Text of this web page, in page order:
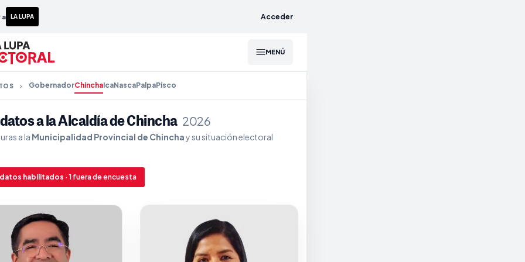
a LA LUPA Acceder
MENÚ
> GobernadorChinchaIcaNascaPalpaPisco
a la Alcaldía de Chincha 2026
a la Municipalidad Provincial de Chinchay su situación electoral
habilitados · 1 fuera de encuesta